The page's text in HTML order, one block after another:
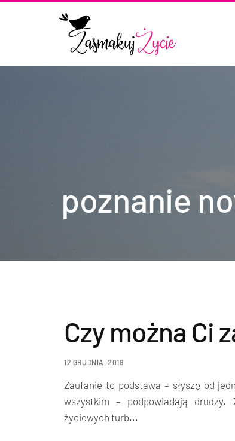
poznanie
Czy można Ci
12 GRUDNIA, 2019
Zaufanie to podstawa – słyszę od
wszystkim – podpowiadają drudzy.
życiowych turb...